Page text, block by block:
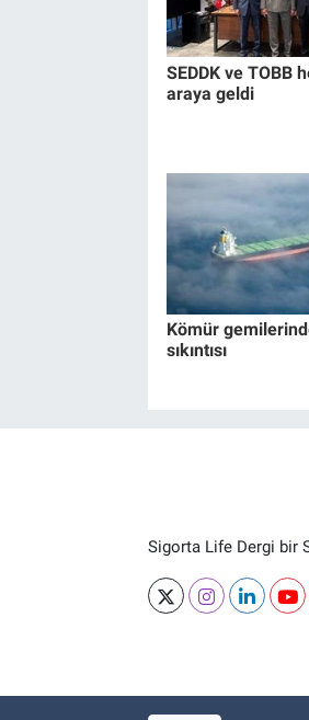
SEDDK ve TOBB
araya geldi
Kömür
sıkıntısı
Sigorta Life Dergi bir